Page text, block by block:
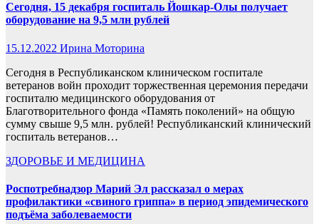
Сегодня, 15 декабря госпиталь Йошкар-Олы получает
оборудование на 9,5 млн рублей
15.12.2022 Ирина Моторина
Сегодня в Республиканском клиническом госпитале
ветеранов войн проходит торжественная церемония передачи
госпиталю медицинского оборудования от
Благотворительного фонда «Память поколений» на общую
сумму свыше 9,5 млн. рублей! Республиканский клинический
госпиталь ветеранов…
ЗДОРОВЬЕ И МЕДИЦИНА
Роспотребнадзор Марий Эл рассказал о мерах
профилактики «свиного гриппа» в период эпидемического
подъёма заболеваемости